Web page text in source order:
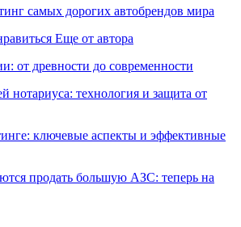
самых дорогих автобрендов мира
Еще от автора
от древности до современности
нотариуса: технология и защита от
ключевые аспекты и эффективные
продать большую АЗС: теперь на